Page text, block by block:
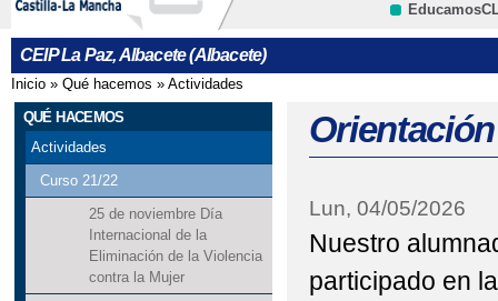
ERASMUS +
CEIP La Paz, Albacete (Albacete)
Se encuentra usted aquí
Inicio » Qué hacemos » Actividades
QUÉ HACEMOS
Actividades
Curso 21/22
25 de noviembre Día
Internacional de la
Eliminación de la Violencia
contra la Mujer
Lun, 04/05/2026
Nuestro
participado en